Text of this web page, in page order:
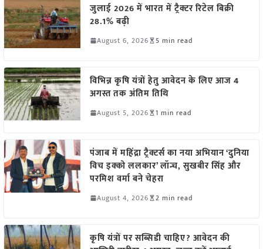
जुलाई 2026 में भारत में ट्रैक्टर रिटेल बिक्री
28.1% बढ़ी
August 6, 2026 5 min read
विभिन्न कृषि यंत्रों हेतु आवेदन के लिए आज 4
अगस्त तक अंतिम तिथि
August 5, 2026 1 min read
पंजाब में महिंद्रा ट्रैक्टर्स का नया अभियान ‘दुनिया
विच इक्को ललकार’ लॉन्च, सुखबीर सिंह और
परमिश वर्मा बने चेहरा
August 4, 2026 2 min read
कृषि यंत्रों पर सब्सिडी चाहिए? आवेदन की